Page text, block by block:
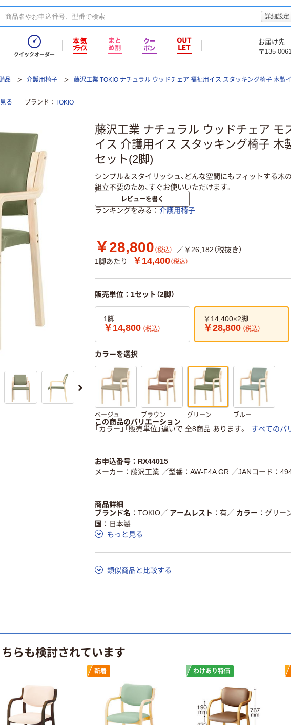
詳細設定
クイックオーダー
お届け先
〒135-
品 介護用椅子 藤沢工業 TOKIO ナチュラル ウッドチェア 福祉用イス スタッキング椅子 木製
る ブランド TOKIO
藤沢工業 ナチュラル ウッドチェア モ
イス 介護用イス スタッキング椅子 木
セット(2脚)
シンプル＆スタイリッシュ、どんな空間にもフィットする木
組立不要のため、すぐお使いいただけます。
レビューを書く
ランキングをみる 介護用椅子
￥28,800 （税込）
／￥26,182（税抜き）
1脚あたり
￥14,400（税込）
販売単位：1セット（2脚）
1脚
￥14,800 （税込）
￥14,400×2脚
￥28,800 （税込）
カラーを選択
ベージュ ブラウン グリーン ブルー
この商品のバリエーション
「カラー」「販売単位」違いで 全8商品 あります。
すべてのバ
お申込番号：RX44015
メーカー：藤沢工業 ／型番：AW-F4A GR ／JANコード：
商品詳細
ブランド名
TOKIO／ アームレスト 有／ カラー グリー
国
日本製
もっと見る
類似商品と比較する
らも検討されています
新着 わけあり特価